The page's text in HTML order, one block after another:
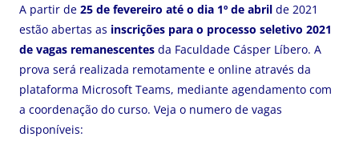
A partir de 25 de fevereiro até o dia 1º de abril de 2021
estão abertas as inscrições para o processo seletivo 2021
de vagas remanescentes da Faculdade Cásper Líbero. A
prova será realizada remotamente e online através da
plataforma Microsoft Teams, mediante agendamento com
a coordenação do curso. Veja o numero de vagas
disponíveis: